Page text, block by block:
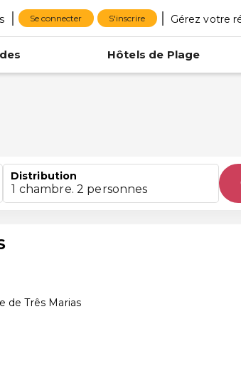
Se connecter S'inscrire Gérez votre
Hôtels de Plage
Distribution
1 chambre. 2 personnes
de Três Marias